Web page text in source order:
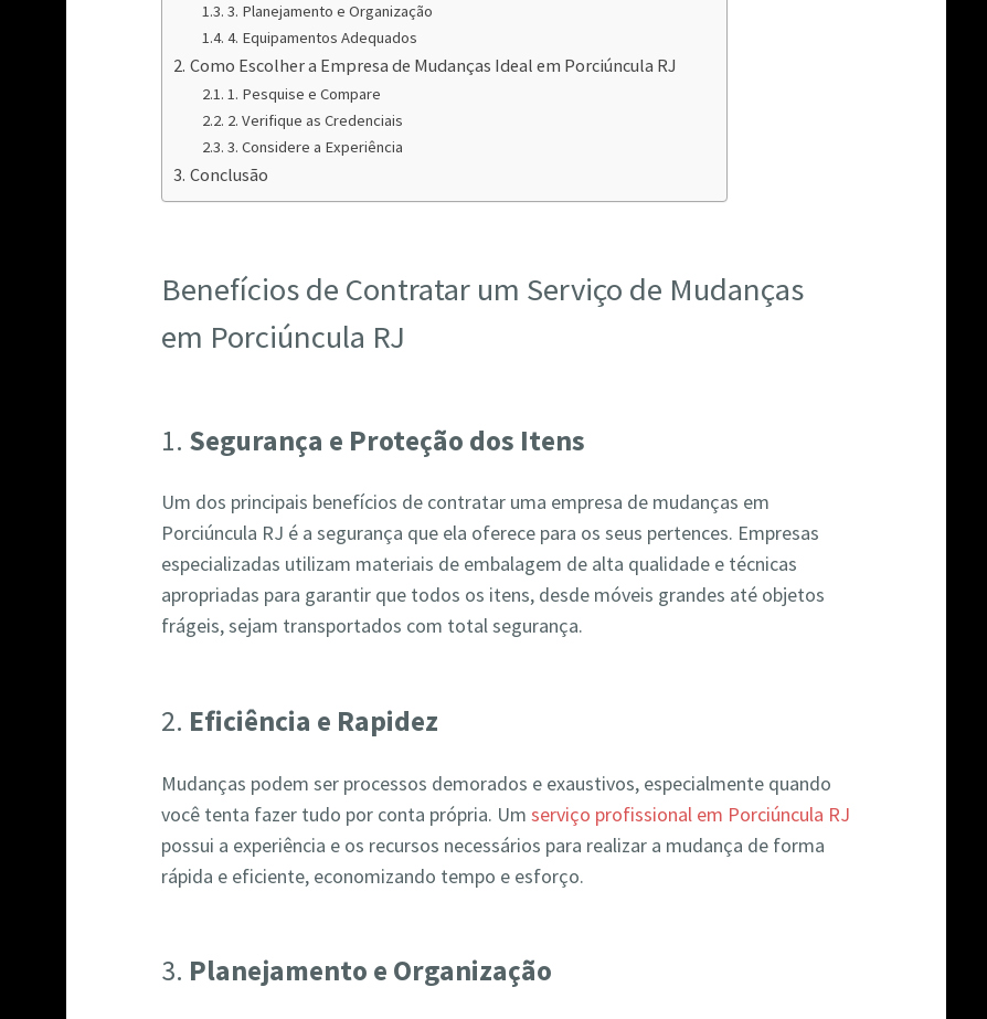
3. Planejamento e Organização
4. Equipamentos Adequados
Como Escolher a Empresa de Mudanças Ideal em Porciúncula RJ
1. Pesquise e Compare
2. Verifique as Credenciais
3. Considere a Experiência
Conclusão
Benefícios de Contratar um Serviço de Mudanças
em Porciúncula RJ
1. Segurança e Proteção dos Itens
Um dos principais benefícios de contratar uma empresa de mudanças em
Porciúncula RJ é a segurança que ela oferece para os seus pertences. Empresas
especializadas utilizam materiais de embalagem de alta qualidade e técnicas
apropriadas para garantir que todos os itens, desde móveis grandes até objetos
frágeis, sejam transportados com total segurança.
2. Eficiência e Rapidez
Mudanças podem ser processos demorados e exaustivos, especialmente quando
você tenta fazer tudo por conta própria. Umserviço profissional em Porciúncula RJ
possui a experiência e os recursos necessários para realizar a mudança de forma
rápida e eficiente, economizando tempo e esforço.
3. Planejamento e Organização